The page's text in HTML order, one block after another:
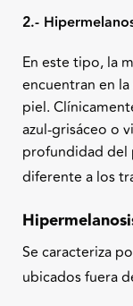
2.-
En este tipo, la
encuentran en
piel.
azul-grisáceo o
profundidad del
diferente a los
Se caracteriza
ubicados fuera